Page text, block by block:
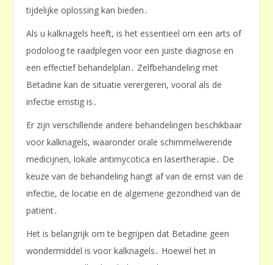
tijdelijke oplossing kan bieden․
Als u kalknagels heeft, is het essentieel om een arts of
podoloog te raadplegen voor een juiste diagnose en
een effectief behandelplan․ Zelfbehandeling met
Betadine kan de situatie verergeren, vooral als de
infectie ernstig is․
Er zijn verschillende andere behandelingen beschikbaar
voor kalknagels, waaronder orale schimmelwerende
medicijnen, lokale antimycotica en lasertherapie․ De
keuze van de behandeling hangt af van de ernst van de
infectie, de locatie en de algemene gezondheid van de
patiënt․
Het is belangrijk om te begrijpen dat Betadine geen
wondermiddel is voor kalknagels․ Hoewel het in